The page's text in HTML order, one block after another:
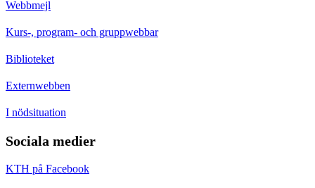
Webbmejl
Kurs-, program- och gruppwebbar
Biblioteket
Externwebben
I nödsituation
Sociala medier
KTH på Facebook